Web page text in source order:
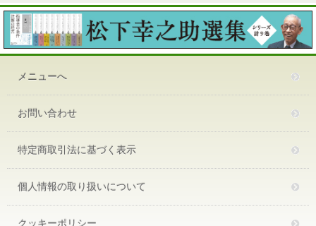
メニューへ
お問い合わせ
特定商取引法に基づく表示
個人情報の取り扱いについて
クッキーポリシー